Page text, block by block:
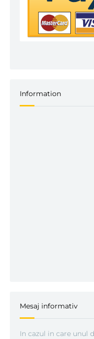
Information
Mesaj informativ
In cazul in care unul